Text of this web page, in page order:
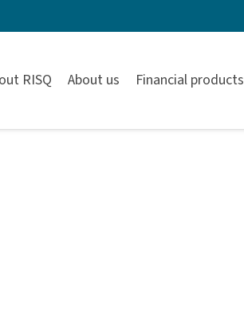
RISQ About us Financial products